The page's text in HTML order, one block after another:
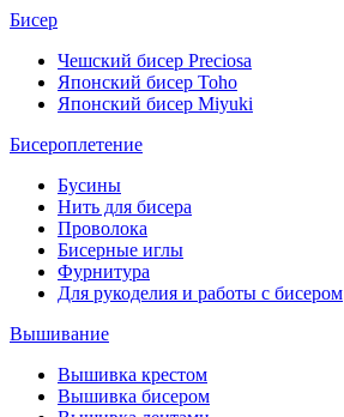
Бисер
Чешский бисер Preciosa
Японский бисер Toho
Японский бисер Miyuki
Бисероплетение
Бусины
Нить для бисера
Проволока
Бисерные иглы
Фурнитура
Для рукоделия и работы с бисером
Вышивание
Вышивка крестом
Вышивка бисером